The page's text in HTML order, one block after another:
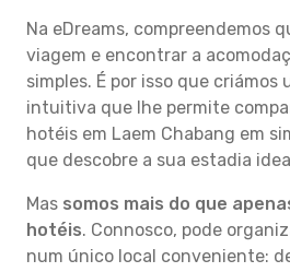
Na eDreams, compreendemos
viagem e encontrar a
simples. É por isso que criámos
intuitiva que lhe permite
hotéis em Laem Chabang em
que descobre a sua estadia
Mas somos mais do que
hotéis. Connosco, pode
num único local conveniente: